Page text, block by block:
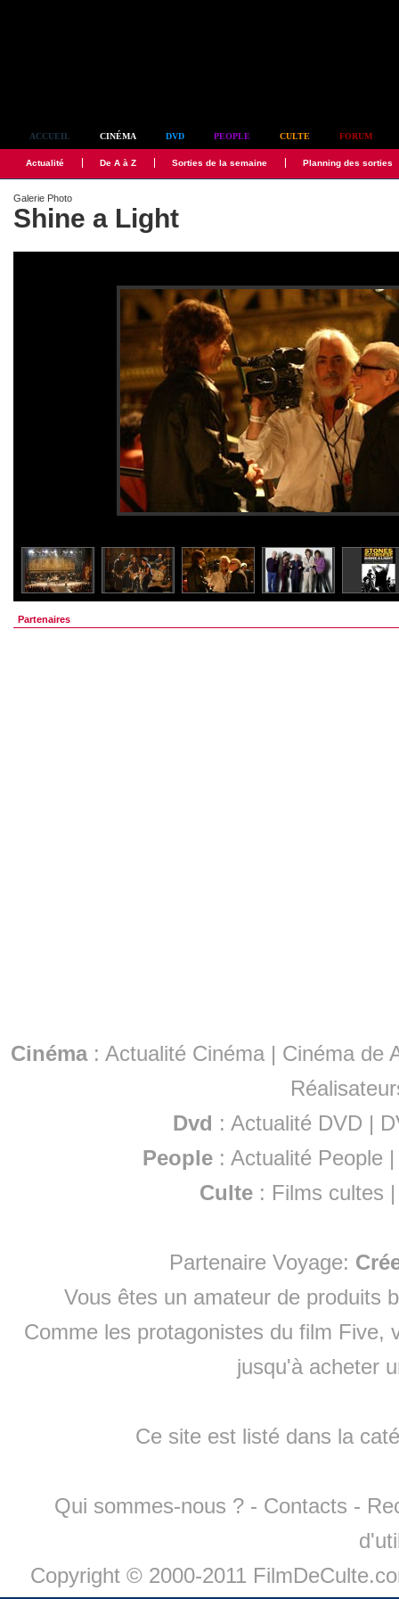
ACCUEIL CINÉMA DVD PEOPLE CULTE FORUM
Actualité De A à Z Sorties de la semaine Planning des sorties
Galerie Photo
Shine a Light
Partenaires
Cinéma: Actualité Cinéma | Cinéma de
Dvd : Actualité DVD |
People :Actualité People
Culte : Films cultes
Partenaire Voyage:
Vous êtes un amateur de produits
Comme les protagonistes du film Five,
jusqu'à acheter
Ce site est listé dans la
Qui sommes-nous ? - Contacts -
Copyright © 2000-2011